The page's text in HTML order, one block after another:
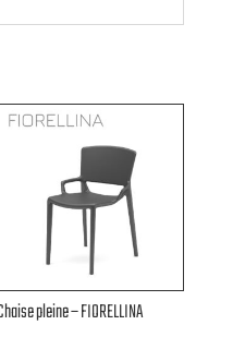
pleine – FIORELLINA